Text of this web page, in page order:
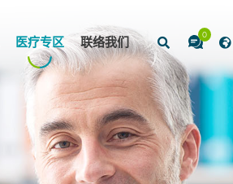
医疗专区 联络我们 0